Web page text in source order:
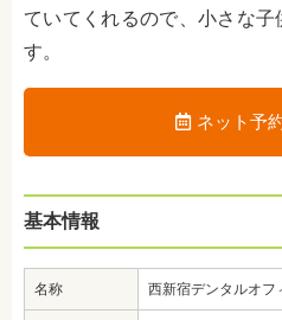
ていてくれるので、小さな
す。
ネット予
基本情報
名称 西新宿デンタルオフ